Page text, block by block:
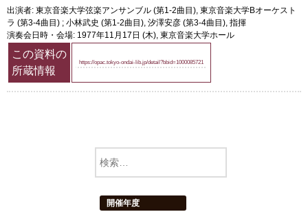
出演者: 東京音楽大学弦楽アンサンブル (第1-2曲目), 東京音楽大学Bオーケスト
ラ (第3-4曲目) ; 小林武史 (第1-2曲目), 汐澤安彦 (第3-4曲目), 指揮
演奏会日時・会場: 1977年11月17日 (木), 東京音楽大学ホール
この資料の
所蔵情報
https://opac.tokyo-ondai-lib.jp/detail?bbid=1000085721
開催年度